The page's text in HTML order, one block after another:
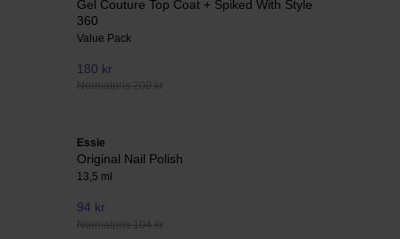
Gel Couture Top Coat + Spiked With Style
360
Value Pack
180 kr
Normalpris 200 kr
Essie
Original Nail Polish
13,5 ml
94 kr
Normalpris 104 kr